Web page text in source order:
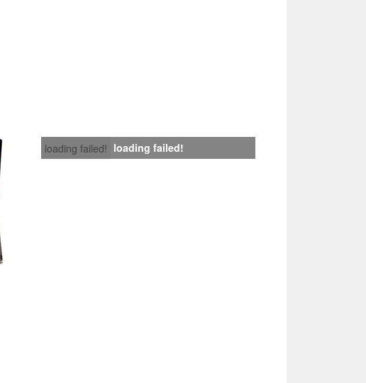
loading failed! loading failed!